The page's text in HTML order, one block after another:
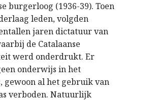
burgerloog (1936-39). Toen
leden, volgden
jaren dictatuur van
de Catalaanse
werd onderdrukt. Er
onderwijs in het
gewoon al het gebruik van
verboden. Natuurlijk